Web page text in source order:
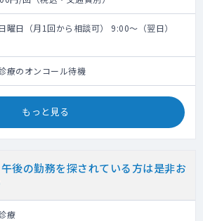
曜日（月1回から相談可） 9:00～（翌日）
療のオンコール待機
もっと見る
後の勤務を探されている方は是非お
療